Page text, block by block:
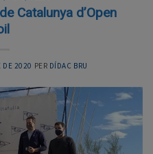
Catalunya d’Open
DE 2020 PER DÍDAC BRU